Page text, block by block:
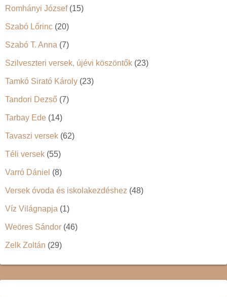
Romhányi József(15)
Szabó Lőrinc (20)
Szabó T. Anna (7)
Szilveszteri versek, újévi köszöntők (23)
Tamkó Sirató Károly (23)
Tandori Dezső (7)
Tarbay Ede (14)
Tavaszi versek (62)
Téli versek (55)
Varró Dániel (8)
Versek óvoda és iskolakezdéshez (48)
Víz Világnapja (1)
Weöres Sándor (46)
Zelk Zoltán (29)